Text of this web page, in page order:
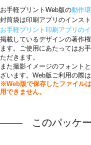
お手軽プリントWeb版の動作
封筒袋は印刷アプリのインスト
お手軽プリント印刷アプリの
掲載しているデザインの著作
ます。ご使用にあたってはお
ただきます。
また撮影イメージのフォント
ざいます。Web版ご利用の際
※Web版で保存したファイル
用できません。
このパッケ